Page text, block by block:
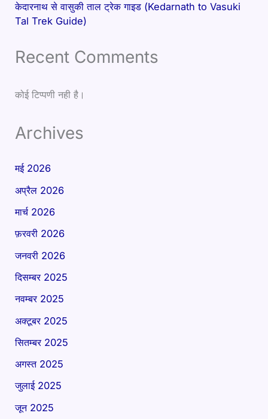
केदारनाथ से वासुकी ताल ट्रेक गाइड (Kedarnath to Vasuki
Tal Trek Guide)
Recent Comments
कोई टिप्पणी नही है।
Archives
मई 2026
अप्रैल 2026
मार्च 2026
फ़रवरी 2026
जनवरी 2026
दिसम्बर 2025
नवम्बर 2025
अक्टूबर 2025
सितम्बर 2025
अगस्त 2025
जुलाई 2025
जून 2025